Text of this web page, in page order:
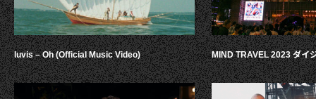
luvis – Oh (Official Music Video) MIND TRAVEL 2023 ダイ